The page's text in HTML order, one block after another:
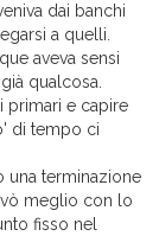
dai banchi
a quelli.
aveva sensi
qualcosa.
primari e capire
di tempo ci
una terminazione
meglio con lo
fisso nel